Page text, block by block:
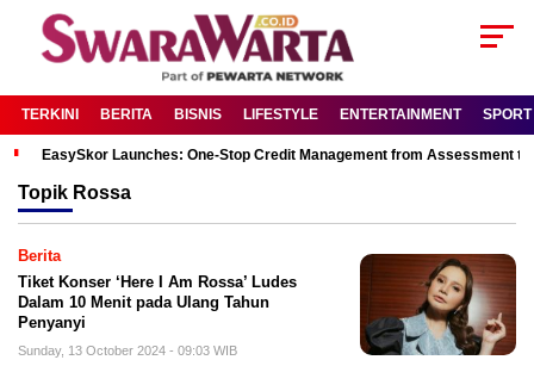
TERKINI BERITA BISNIS LIFESTYLE ENTERTAINMENT SPORT
EasySkor Launches: One-Stop Credit Management from Assessment
Topik Rossa
Berita
Tiket Konser ‘Here I Am Rossa’ Ludes
Dalam 10 Menit pada Ulang Tahun
Penyanyi
Sunday, 13 October 2024 - 09:03 WIB